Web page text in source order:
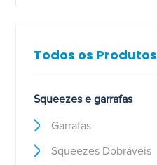
Todos os Produtos
Squeezes e garrafas
Garrafas
Squeezes Dobráveis